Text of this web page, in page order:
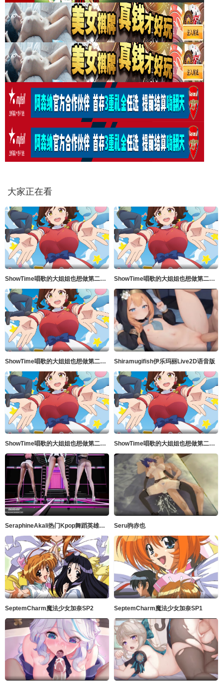
大家正在看
ShowTime唱歌的大姐姐也想做第二季_第04集 ShowTime唱歌的大姐姐也想做第二季_第02集
ShowTime唱歌的大姐姐也想做第二季_第01集 Shiramugifish伊乐玛丽Live2D语音版
ShowTime唱歌的大姐姐也想做第二季_第05集 ShowTime唱歌的大姐姐也想做第二季_第03集
SeraphineAkali热门Kpop舞蹈英雄联盟 Seru驹赤也
SeptemCharm魔法少女加奈SP2 SeptemCharm魔法少女加奈SP1